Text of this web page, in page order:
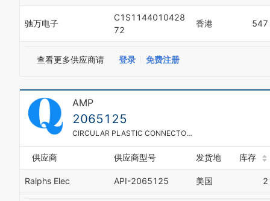
驰万电子
C1S1144010428
72
香港 547
查看更多供应商请 登录 免费注册
AMP
2065125
CIRCULAR PLASTIC CONNECTOR CABLE CLAMP - LARGE SIZE - SHELL SIZE: 23 - THREAD SIZE: 1-3/8-18 UNEF-2B - CABLE CLAMPS PROVIDE STRAIN RELIEF - MATERIAL BLACK THERMOPLASTIC HEAT- STABILIZED FIRE-RESISTANT, SELF EXTINGUISHING, 94V-1 RATED - ROHS COMPLIANT
供应商 供应商型号 发货地 库存
Ralphs Elec API-2065125 美国 2